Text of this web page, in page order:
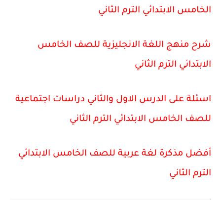
الخامس الابتدائي الترم الثاني
شرح منهج اللغة الانجليزية للصف الخامس
الابتدائي الترم الثاني
اسئلة على الدرس الاول والثاني دراسات اجتماعية
للصف الخامس الابتدائي الترم الثاني
أفضل مذكرة لغة عربية للصف الخامس الابتدائي
الترم الثاني